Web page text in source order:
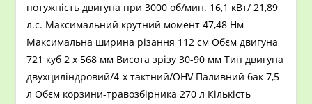
потужність двигуна при 3000 об/мин. 16,1 кВт/ 21,89
л.с. Максимальний крутний момент 47,48 Нм
Максимальна ширина різання 112 см Обєм двигуна
721 куб 2 х 568 мм Висота зрізу 30-90 мм Тип двигуна
двухциліндровий/4-х тактний/OHV Паливний бак 7,5
л Обєм корзини-травозбірника 270 л Кількість